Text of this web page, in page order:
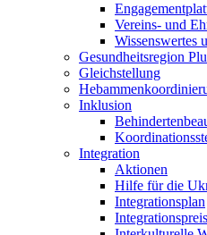
Vereins- und
Wissenswertes
Gesundheitsregion
Gleichstellung
Inklusion
Integration
Aktionen
Hilfe für die
Integrationsplan
Integrationspreis